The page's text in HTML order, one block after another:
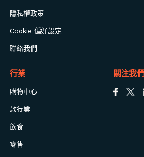
隱私權政策
Cookie 偏好設定
聯絡我們
行業
購物中心
款待業
飲食
零售
關注我們